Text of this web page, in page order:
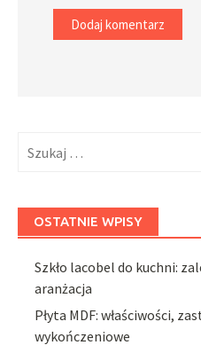
OSTATNIE WPISY
Szkło lacobel do kuchni:
aranżacja
Płyta MDF: właściwości,
wykończeniowe